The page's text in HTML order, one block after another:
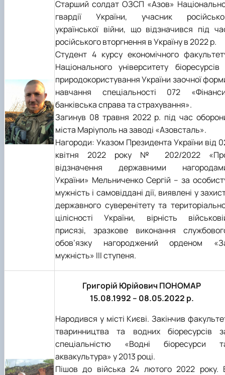
Старший солдат ОЗСП «Азов»
гвардії України, учасник
української війни, що відзначився під
російського вторгнення в Україну в 2022 р.
Студент 4 курсу економічного
Національного університету біоресурсів
природокористування України заочної
навчання спеціальності 072
банківська справа та страхування».
Загинув 08 травня 2022 р. під час
міста Маріуполь на заводі «Азовсталь».
Нагороди: Указом Президента України від
квітня 2022 року № 202/2022
відзначення державними
України» Мельниченко Сергій – за
мужність і самовіддані дії, виявлені у
державного суверенітету та
цілісності України, вірність
присязі, зразкове виконання
обов’язку нагороджений орденом
мужність» III ступеня.
Григорій Юрійович ПОНОМАР
15.08.1992 – 08.05.2022 р.
Народився у місті Києві. Закінчив
тваринництва та водних біоресурсів
спеціальністю «Водні бioрecypcи
аквакультура» у 2013 році.
Пішов до війська 24 лютого 2022 року.